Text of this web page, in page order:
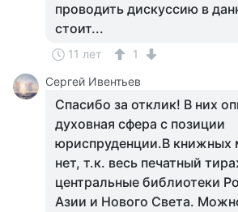
проводить дискуссию в
стоит...
11 лет
1
Сергей Ивентьев
Спасибо за отклик! В них
духовная сфера с позиции
юриспруденции.В книжных
нет, т.к. весь печатный
центральные библиотеки
Азии и Нового Света.